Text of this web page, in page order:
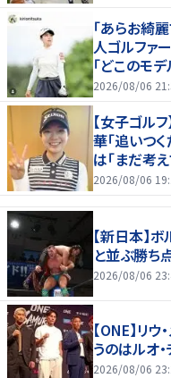
「あらお綺
人ゴルフ
「どこのモ
2026/08/06
【女子ゴル
華「追いつ
は「まだ考
2026/08/06
【新日本】
と並ぶ勝ち
2026/08/06
【ONE】リ
うのはルオ
2026/08/06